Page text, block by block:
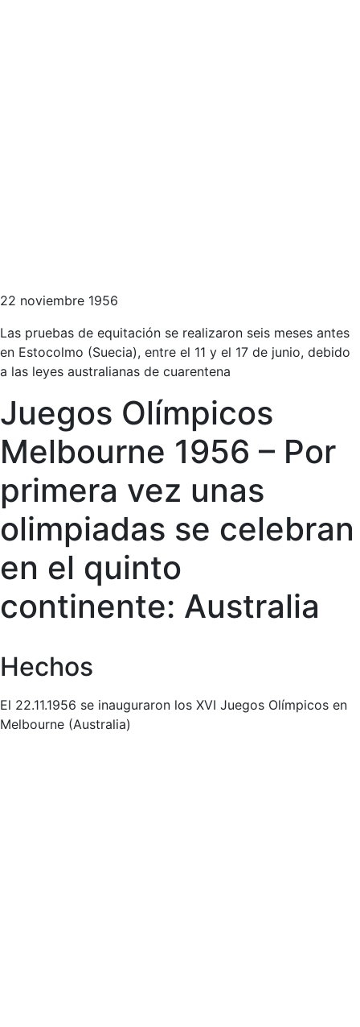
22 noviembre 1956
Las pruebas de equitación se realizaron seis meses antes
en Estocolmo (Suecia), entre el 11 y el 17 de junio, debido
a las leyes australianas de cuarentena
Juegos Olímpicos
Melbourne 1956 – Por
primera vez unas
olimpiadas se celebran
en el quinto
continente: Australia
Hechos
El 22.11.1956 se inauguraron los XVI Juegos Olímpicos en
Melbourne (Australia)